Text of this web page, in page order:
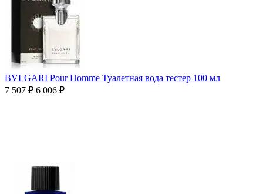
BVLGARI Pour Homme Туалетная вода тестер 100 мл
7 507 ₽ 6 006 ₽